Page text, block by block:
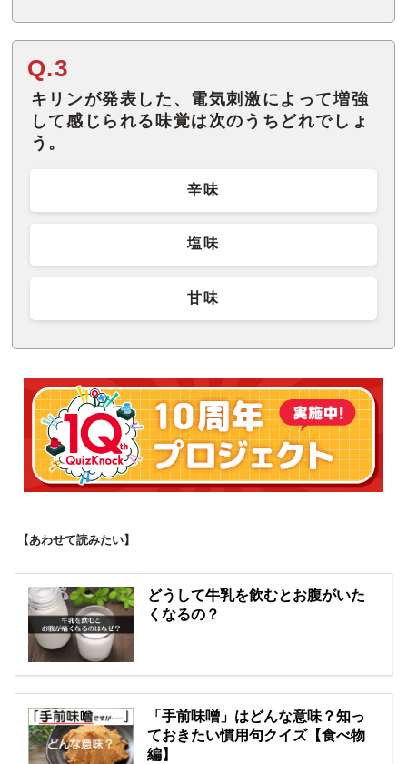
Q.3
キリンが発表した、電気刺激によって増強
して感じられる味覚は次のうちどれでしょ
う。
辛味
塩味
甘味
【あわせて読みたい】
どうして牛乳を飲むとお腹がいた
くなるの？
「手前味噌」はどんな意味？知っ
ておきたい慣用句クイズ【食べ物
編】